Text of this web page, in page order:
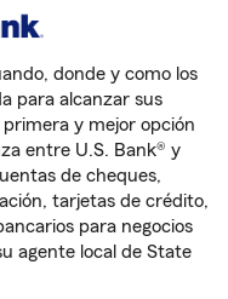
donde y como los
para alcanzar sus
y mejor opción
entre U.S. Bank® y
de cheques,
tarjetas de crédito,
para negocios
agente local de State